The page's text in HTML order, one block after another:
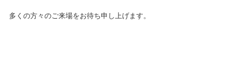
多くの方々のご来場をお待ち申し上げます。